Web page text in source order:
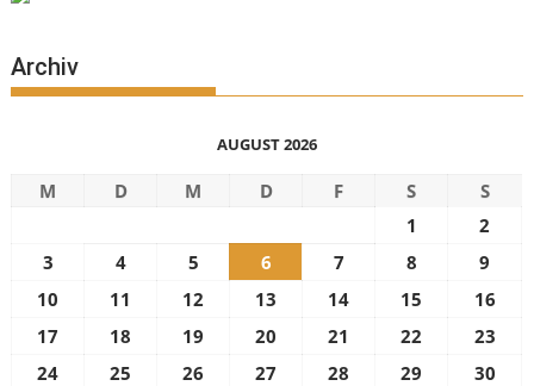
Archiv
AUGUST 2026
M D M D F S
S
1
2
3
4 5 6 7 8
9
10
11 12 13 14 15
16
17
18 19 20 21 22
23
24
25 26 27 28 29
30